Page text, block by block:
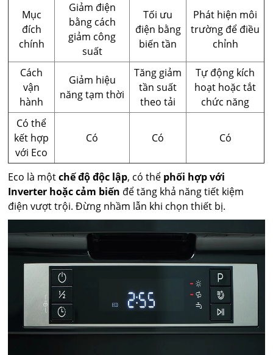
Mục
đích
chính
Giảm điện
bằng cách
giảm công
suất
Tối ưu
điện bằng
biến tần
Phát hiện môi
trường để điều
chỉnh
Cách
vận
hành
Giảm hiệu
năng tạm thời
Tăng giảm
tần suất
theo tải
Tự động kích
hoạt hoặc tắt
chức năng
Có thể
kết hợp
với Eco
Có Có Có
Eco là mộtchế độ độc lập, có thể phối hợp với
Inverter hoặc cảm biến để tăng khả năng tiết kiệm
điện vượt trội. Đừng nhầm lẫn khi chọn thiết bị.